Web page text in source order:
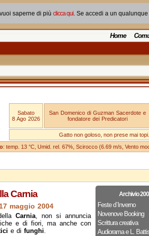
saperne di più clicca qui. Se accedi a un
Home
Sabato
8 Ago 2026
San Domenico di Guzman Sacerdote e
fondatore dei Predicatori
Gatto non goloso, non prese mai topi.
: temp. 13 °C, Umid. rel. 67%, Scirocco (6.69 m/s, Vento
Archivio
Feste d`Inverno
Novenove Booking
Scrittura creativa
Audiorama e L.
Carnia
maggio 2004
Carnia, non si annuncia
e di fiori, ma anche con
e di funghi.